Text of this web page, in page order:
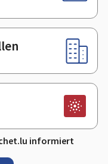
informiert